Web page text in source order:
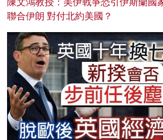
聯合伊朗 對付北約美國？